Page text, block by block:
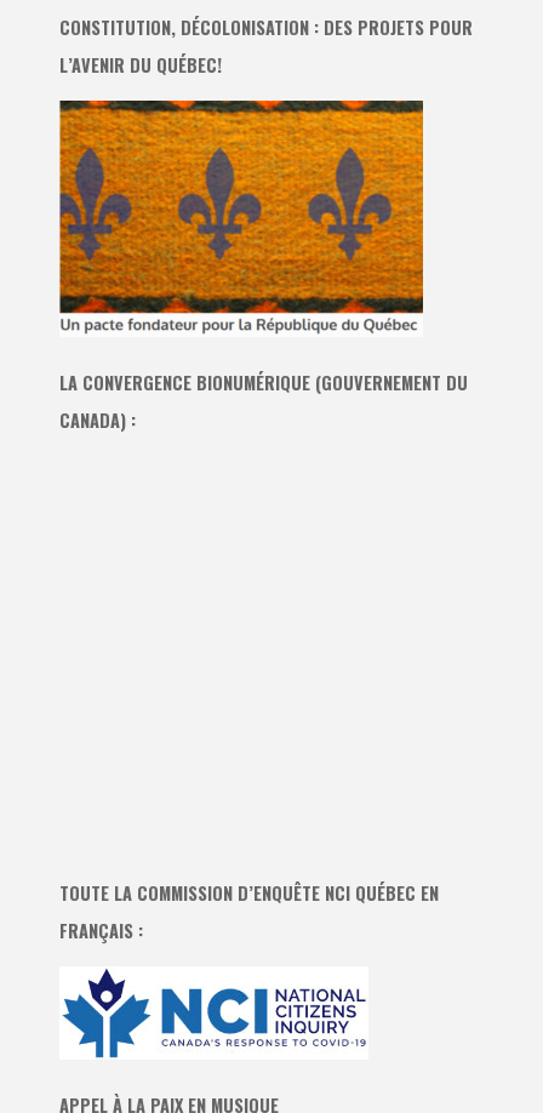
CONSTITUTION, DÉCOLONISATION : DES PROJETS POUR
L’AVENIR DU QUÉBEC!
LA CONVERGENCE BIONUMÉRIQUE (GOUVERNEMENT DU
CANADA) :
TOUTE LA COMMISSION D’ENQUÊTE NCI QUÉBEC EN
FRANÇAIS :
APPEL À LA PAIX EN MUSIQUE